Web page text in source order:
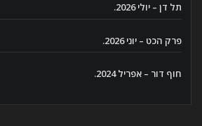
תל דן – יולי 2026.
פרק הכט – יוני 2026.
חוף דור – אפריל 2024.